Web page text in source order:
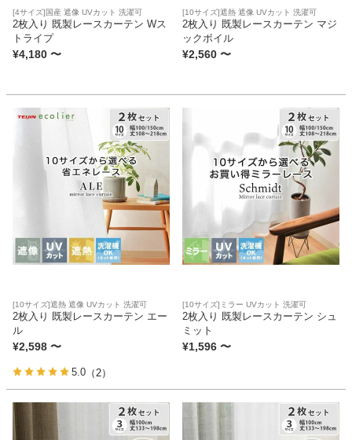
[4サイズ]国産 遮像 UVカット 洗濯可
2枚入り 既製レースカーテン Wス
トライプ
¥4,180 〜
[10サイズ]遮熱 遮像 UVカット 洗濯可
2枚入り 既製レースカーテン マジ
ックボイル
¥2,560 〜
[10サイズ]遮熱 遮像 UVカット 洗濯可
2枚入り 既製レースカーテン エー
ル
¥2,598 〜
5.0 （2）
[10サイズ]ミラー UVカット 洗濯可
2枚入り 既製レースカーテン シュ
ミット
¥1,596 〜